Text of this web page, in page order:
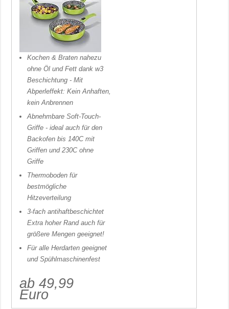
Kochen & Braten nahezu
ohne Öl und Fett dank w3
Beschichtung - Mit
Abperleffekt: Kein Anhaften,
kein Anbrennen
Abnehmbare Soft-Touch-
Griffe - ideal auch für den
Backofen bis 140C mit
Griffen und 230C ohne
Griffe
Thermoboden für
bestmögliche
Hitzeverteilung
3-fach antihaftbeschichtet
Extra hoher Rand auch für
größere Mengen geeignet!
Für alle Herdarten geeignet
und Spühlmaschinenfest
ab 49,99
Euro